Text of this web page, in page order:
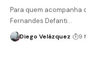
Para quem acompanha
Fernandes Defanti…
Diego Velázquez 9